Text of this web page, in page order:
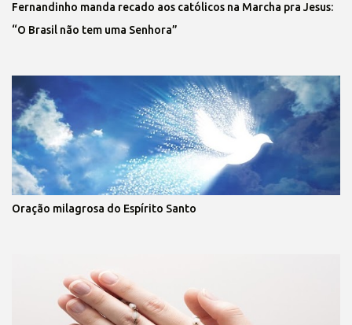
Fernandinho manda recado aos católicos na Marcha pra Jesus:
“O Brasil não tem uma Senhora”
Oração milagrosa do Espírito Santo